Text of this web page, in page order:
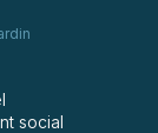
social